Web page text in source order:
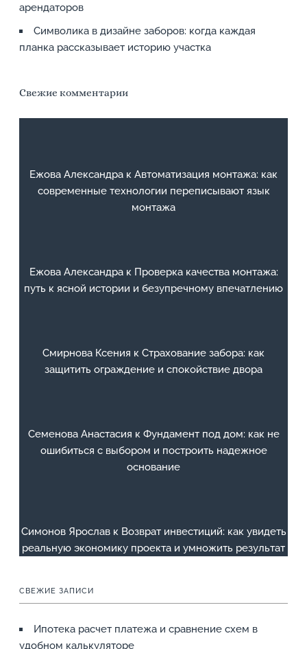
арендаторов
Символика в дизайне заборов: когда каждая
планка рассказывает историю участка
Свежие комментарии
Ежова Александра к Автоматизация монтажа: как
современные технологии переписывают язык
монтажа
Ежова Александрак Проверка качества монтажа:
путь к ясной истории и безупречному впечатлению
Смирнова Ксения к Страхование забора: как
защитить ограждение и спокойствие двора
Семенова Анастасия к Фундамент под дом: как не
ошибиться с выбором и построить надежное
основание
Симонов Ярославк Возврат инвестиций: как увидеть
реальную экономику проекта и умножить результат
СВЕЖИЕ ЗАПИСИ
Ипотека расчет платежа и сравнение схем в
удобном калькуляторе